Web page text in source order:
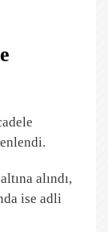
alındı,
ise adli